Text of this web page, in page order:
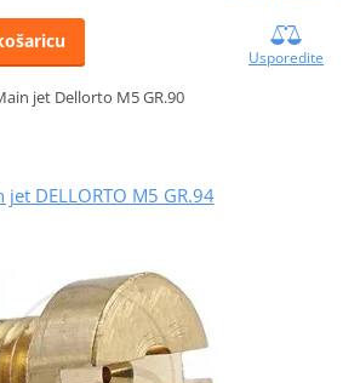
Usporedite
jet Dellorto M5 GR.90
jet DELLORTO M5 GR.94